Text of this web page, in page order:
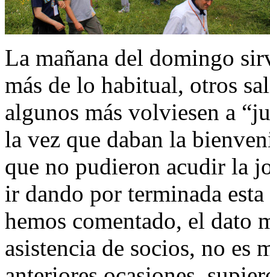
La mañana del domingo
más de lo habitual, otros
algunos más volviesen a
la vez que daban la
que no pudieron acudir la
ir dando por terminada
hemos comentado, el dato
asistencia de socios, no es